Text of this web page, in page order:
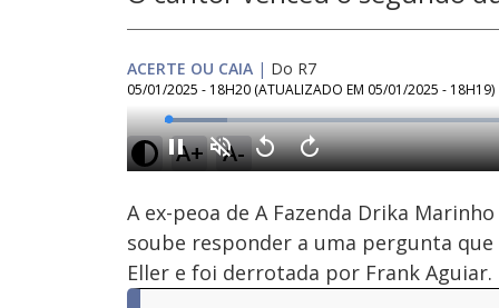
ACERTE OU CAIA | Do R7
05/01/2025 - 18H20 (ATUALIZADO EM 05/01/2025 - 18H19)
A+ A-
Ativar
Som
Loaded:
8.47%
A ex-peoa de A Fazenda Drika
soube responder a uma pergunta que
Eller e foi derrotada por Frank Aguiar.